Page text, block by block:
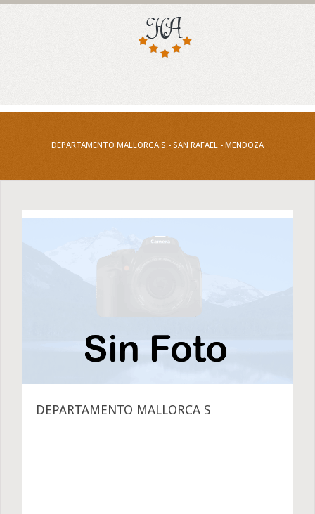
DEPARTAMENTO MALLORCA S - SAN RAFAEL - MENDOZA
DEPARTAMENTO MALLORCA S